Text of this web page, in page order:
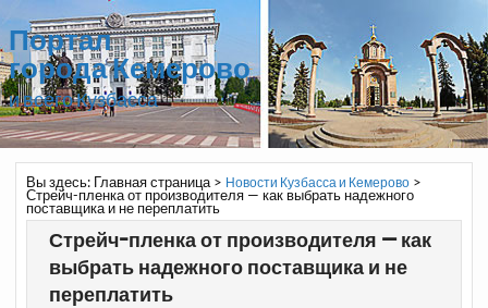
Портал
города Кемерово
и всего Кузбасса
Вы здесь: Главная страница> Новости Кузбасса и Кемерово>
Стрейч-пленка от производителя — как выбрать надежного
поставщика и не переплатить
Стрейч-пленка от производителя — как
выбрать надежного поставщика и не
переплатить